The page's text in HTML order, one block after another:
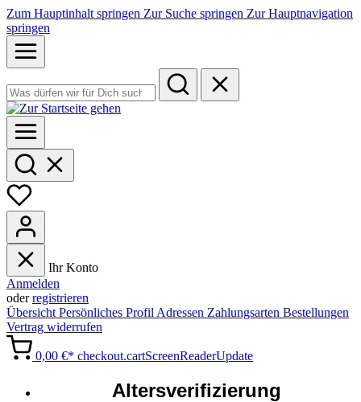
Zum Hauptinhalt springen Zur Suche springen Zur Hauptnavigation
springen
Ihr Konto
Anmelden
oderregistrieren
Übersicht Persönliches Profil Adressen Zahlungsarten Bestellungen
Vertrag widerrufen
0,00 €* checkout.cartScreenReaderUpdate
Altersverifizierung